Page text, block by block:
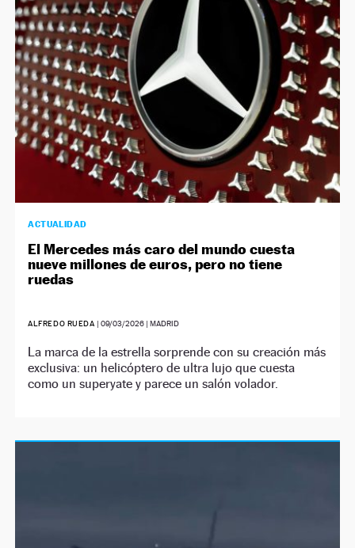
NEWSLETTER
SÍGUENOS
ACTUALIDAD
El Mercedes más caro del mundo cuesta
nueve millones de euros, pero no tiene
ruedas
ALFREDO RUEDA | 09/03/2026| MADRID
La marca de la estrella sorprende con su creación más
exclusiva: un helicóptero de ultra lujo que cuesta
como un superyate y parece un salón volador.